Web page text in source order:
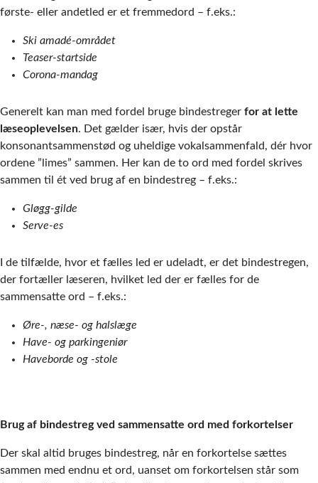
første- eller andetled er et fremmedord – f.eks.:
Ski amadé-området
Teaser-startside
Corona-mandag
Generelt kan man med fordel bruge bindestreger for at lette
læseoplevelsen. Det gælder især, hvis der opstår
konsonantsammenstød og uheldige vokalsammenfald, dér hvor
ordene ”limes” sammen. Her kan de to ord med fordel skrives
sammen til ét ved brug af en bindestreg – f.eks.:
Gløgg-gilde
Serve-es
I de tilfælde, hvor et fælles led er udeladt, er det bindestregen,
der fortæller læseren, hvilket led der er fælles for de
sammensatte ord – f.eks.:
Øre-, næse- og halslæge
Have- og parkingeniør
Haveborde og -stole
Brug af bindestreg ved sammensatte ord med forkortelser
Der skal altid bruges bindestreg, når en forkortelse sættes
sammen med endnu et ord, uanset om forkortelsen står som